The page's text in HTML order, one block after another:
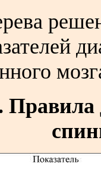
Правила